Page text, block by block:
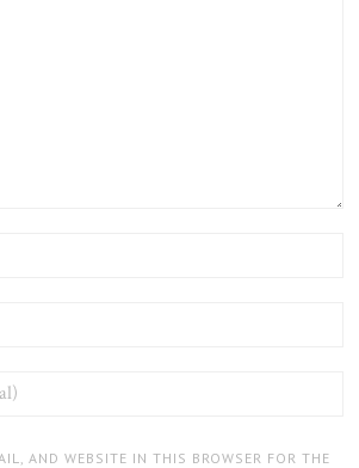
AND WEBSITE IN THIS BROWSER FOR THE